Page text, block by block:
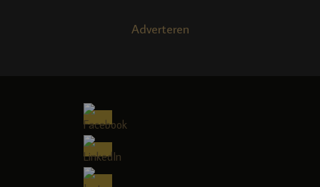
Adverteren